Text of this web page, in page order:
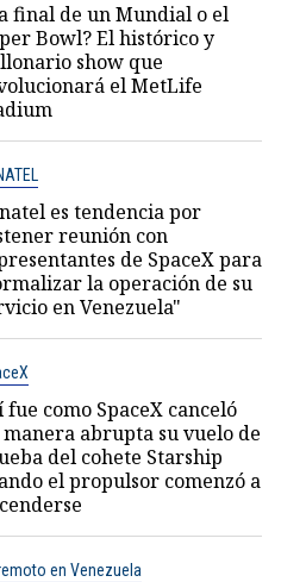
final de un Mundial o el
Bowl? El histórico y
show que
el MetLife
es tendencia por
reunión con
de SpaceX para
la operación de su
en Venezuela"
fue como SpaceX canceló
manera abrupta su vuelo de
del cohete Starship
el propulsor comenzó a
en Venezuela